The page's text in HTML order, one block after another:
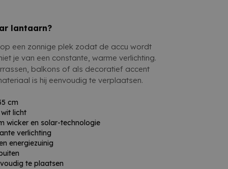
lantaarn?
een zonnige plek zodat de accu wordt
je van een constante, warme verlichting.
balkons of als decoratief accent
is hij eenvoudig te verplaatsen.
cm
licht
wicker en solar-technologie
verlichting
energiezuinig
te plaatsen